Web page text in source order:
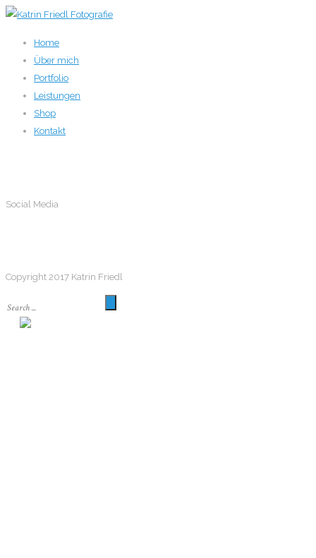
Home
Über mich
Portfolio
Leistungen
Shop
Kontakt
Social Media
Copyright 2017 Katrin Friedl